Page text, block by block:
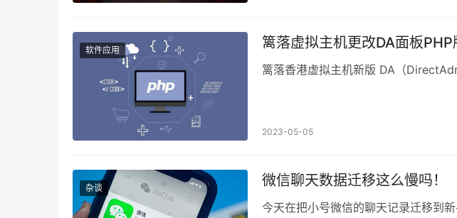
软件应用 篱落虚拟主机更改DA面板PHP
篱落香港虚拟主机新版 DA（
2023-05-05
杂谈 微信聊天数据迁移这么慢吗！
今天在把小号微信的聊天记录迁移到